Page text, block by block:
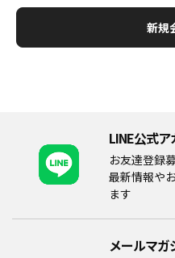
LINE公式
お友達登録
最新情報や
ます
メールマガ